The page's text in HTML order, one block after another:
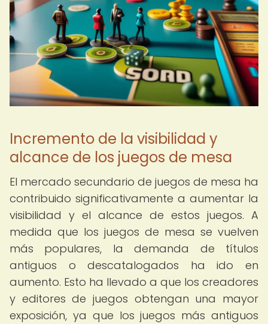
Incremento de la visibilidad y
alcance de los juegos de mesa
El mercado secundario de juegos de mesa ha
contribuido significativamente a aumentar la
visibilidad y el alcance de estos juegos. A
medida que los juegos de mesa se vuelven
más populares, la demanda de títulos
antiguos o descatalogados ha ido en
aumento. Esto ha llevado a que los creadores
y editores de juegos obtengan una mayor
exposición, ya que los juegos más antiguos